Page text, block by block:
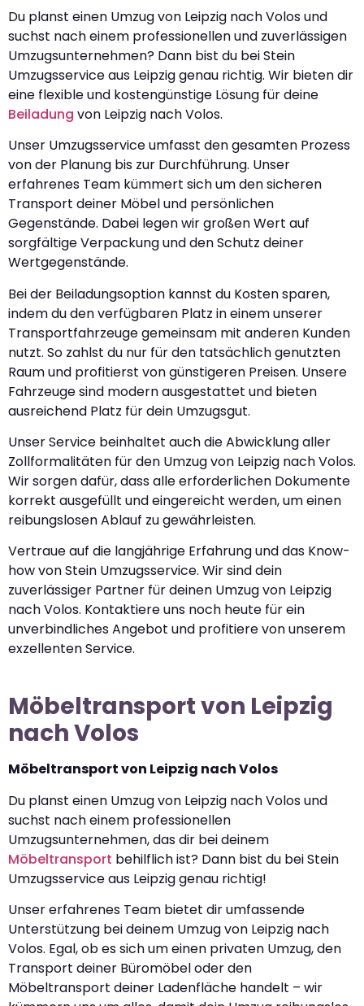
Du planst einen Umzug von Leipzig nach Volos und
suchst nach einem professionellen und zuverlässigen
Umzugsunternehmen? Dann bist du bei Stein
Umzugsservice aus Leipzig genau richtig. Wir bieten dir
eine flexible und kostengünstige Lösung für deine
Beiladung von Leipzig nach Volos.
Unser Umzugsservice umfasst den gesamten Prozess
von der Planung bis zur Durchführung. Unser
erfahrenes Team kümmert sich um den sicheren
Transport deiner Möbel und persönlichen
Gegenstände. Dabei legen wir großen Wert auf
sorgfältige Verpackung und den Schutz deiner
Wertgegenstände.
Bei der Beiladungsoption kannst du Kosten sparen,
indem du den verfügbaren Platz in einem unserer
Transportfahrzeuge gemeinsam mit anderen Kunden
nutzt. So zahlst du nur für den tatsächlich genutzten
Raum und profitierst von günstigeren Preisen. Unsere
Fahrzeuge sind modern ausgestattet und bieten
ausreichend Platz für dein Umzugsgut.
Unser Service beinhaltet auch die Abwicklung aller
Zollformalitäten für den Umzug von Leipzig nach Volos.
Wir sorgen dafür, dass alle erforderlichen Dokumente
korrekt ausgefüllt und eingereicht werden, um einen
reibungslosen Ablauf zu gewährleisten.
Vertraue auf die langjährige Erfahrung und das Know-
how von Stein Umzugsservice. Wir sind dein
zuverlässiger Partner für deinen Umzug von Leipzig
nach Volos. Kontaktiere uns noch heute für ein
unverbindliches Angebot und profitiere von unserem
exzellenten Service.
Möbeltransport von Leipzig
nach Volos
Möbeltransport von Leipzig nach Volos
Du planst einen Umzug von Leipzig nach Volos und
suchst nach einem professionellen
Umzugsunternehmen, das dir bei deinem
Möbeltransport behilflich ist? Dann bist du bei Stein
Umzugsservice aus Leipzig genau richtig!
Unser erfahrenes Team bietet dir umfassende
Unterstützung bei deinem Umzug von Leipzig nach
Volos. Egal, ob es sich um einen privaten Umzug, den
Transport deiner Büromöbel oder den
Möbeltransport deiner Ladenfläche handelt – wir